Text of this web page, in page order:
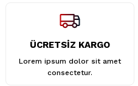
ÜCRETSİZ KARGO
Lorem ipsum dolor sit amet
consectetur.